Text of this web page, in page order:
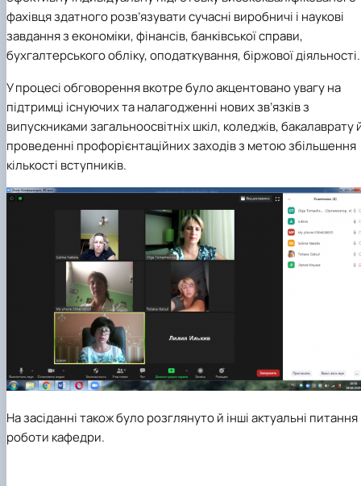
фахівця здатного розв’язувати сучасні виробничі і наукові
завдання з економіки, фінансів, банківської справи,
бухгалтерського обліку, оподаткування, біржової діяльності.
У процесі обговорення вкотре було акцентовано увагу на
підтримці існуючих та налагодженні нових зв’язків з
випускниками загальноосвітніх шкіл, коледжів, бакалаврату
проведенні профорієнтаційних заходів з метою збільшення
кількості вступників.
На засіданні також було розглянуто й інші актуальні питання
роботи кафедри.